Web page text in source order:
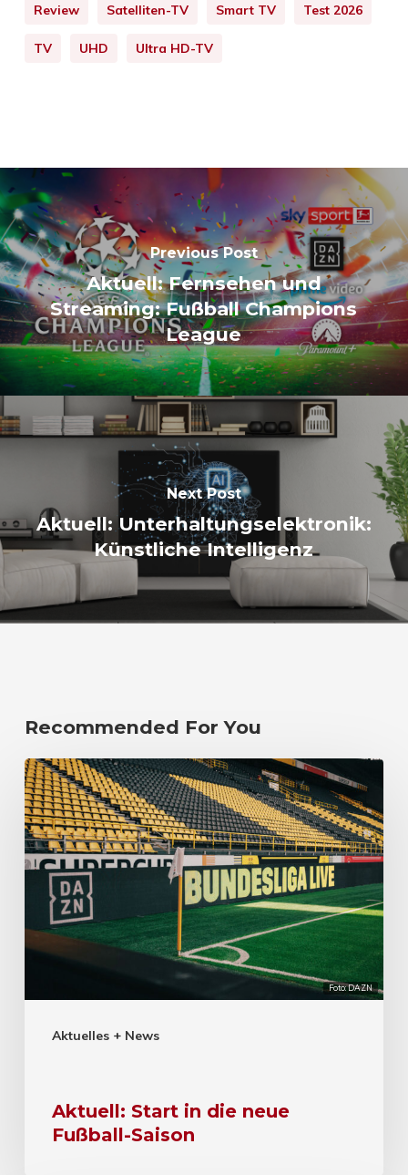
Review Satelliten-TV Smart TV Test 2026
TV UHD Ultra HD-TV
Previous Post
Aktuell: Fernsehen und
Streaming: Fußball Champions
League
Next Post
Aktuell: Unterhaltungselektronik:
Künstliche Intelligenz
Recommended For You
Foto: DAZN
Aktuelles + News
Aktuell: Start in die neue
Fußball-Saison